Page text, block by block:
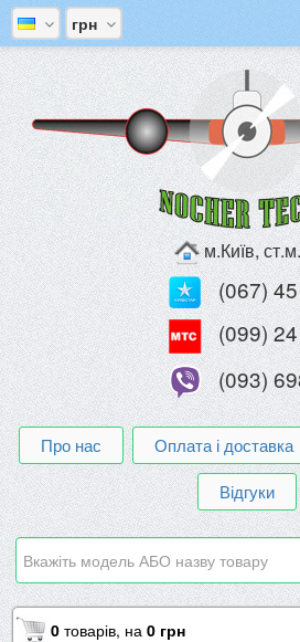
грн
м.Київ,
(067)
(099)
(093)
Про нас Оплата і доставка
Відгуки
0 товарів, на 0 грн